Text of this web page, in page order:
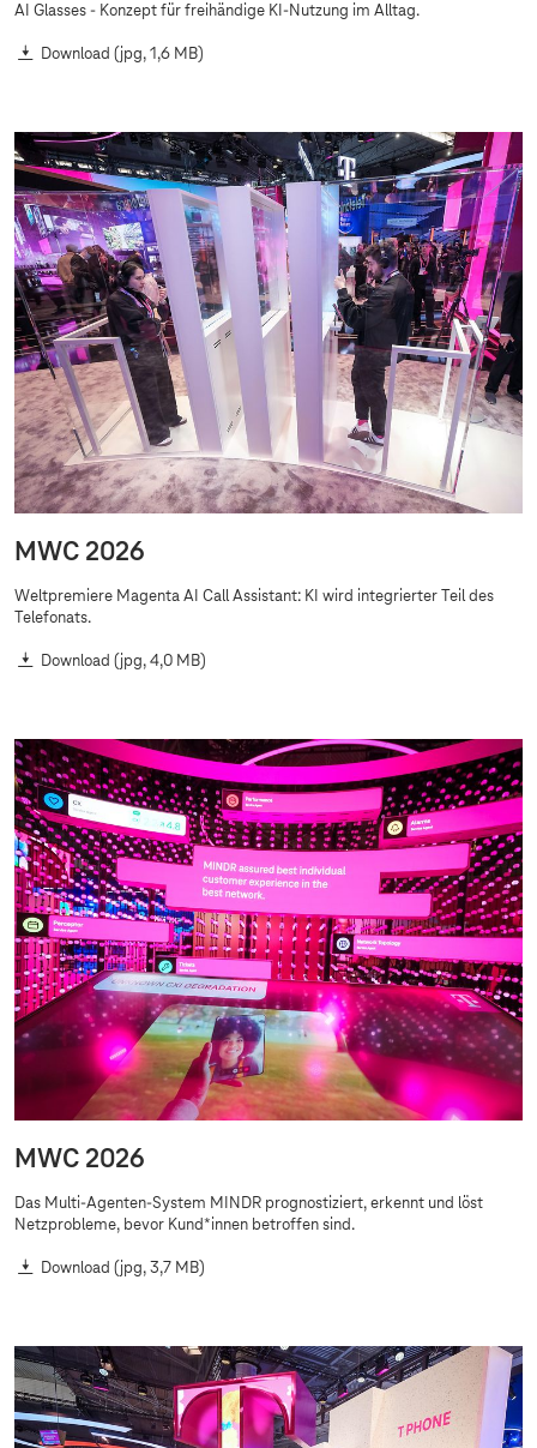
AI Glasses - Konzept für freihändige KI-Nutzung im Alltag.
Download (jpg, 1,6 MB)
MWC 2026
Weltpremiere Magenta AI Call Assistant: KI wird integrierter Teil des
Telefonats.
Download (jpg, 4,0 MB)
MWC 2026
Das Multi-Agenten-System MINDR prognostiziert, erkennt und löst
Netzprobleme, bevor Kund*innen betroffen sind.
Download (jpg, 3,7 MB)